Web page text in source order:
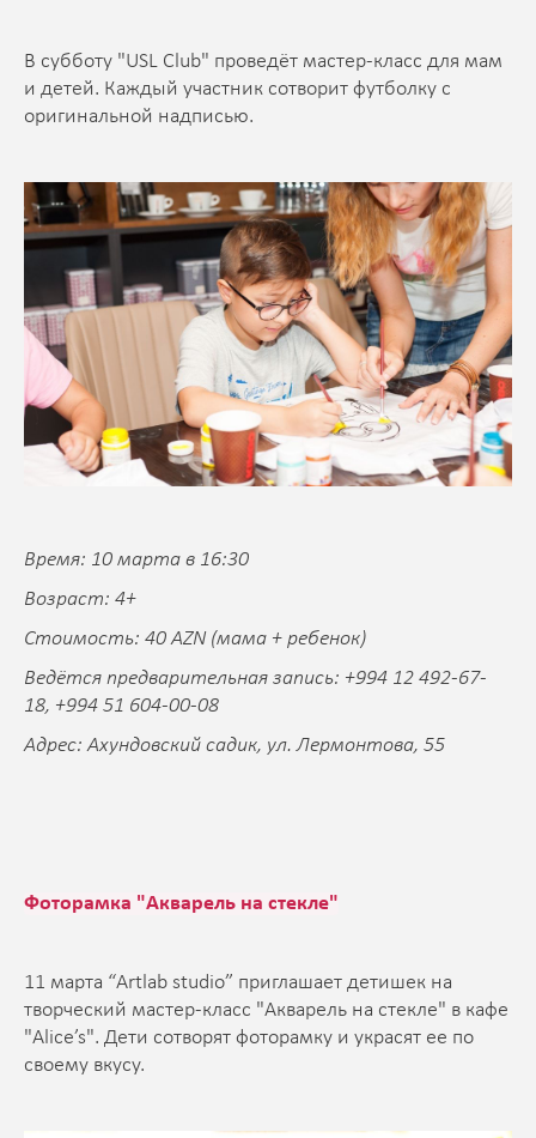
В субботу "USL Club" проведёт мастер-класс для мам
и детей. Каждый участник сотворит футболку c
оригинальной надписью.
Время: 10 марта в 16:30
Возраст: 4+
Стоимость: 40 AZN (мама + ребенок)
Ведётся предварительная запись: +994 12 492-67-
18, +994 51 604-00-08
Адрес: Ахундовский садик, ул. Лермонтова, 55
Фоторамка "Акварель на стекле"
11 марта “Artlab studio” приглашает детишек на
творческий мастер-класс "Акварель на стекле" в кафе
"Alice’s". Дети сотворят фоторамку и украсят ее по
своему вкусу.